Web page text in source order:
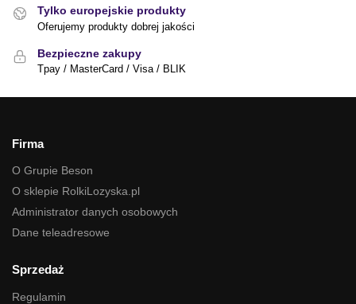
Tylko europejskie produkty
Oferujemy produkty dobrej jakości
Bezpieczne zakupy
Tpay / MasterCard / Visa / BLIK
Firma
O Grupie Beson
O sklepie RolkiLozyska.pl
Administrator danych osobowych
Dane teleadresowe
Sprzedaż
Regulamin